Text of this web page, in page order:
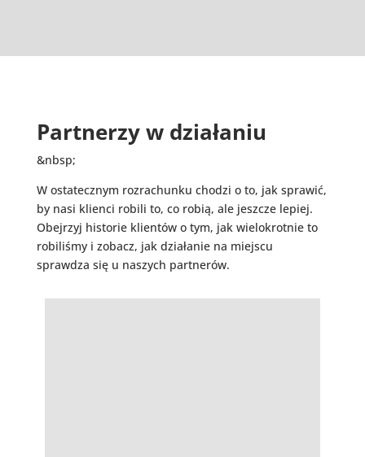
Partnerzy w działaniu
&nbsp;
W ostatecznym rozrachunku chodzi o to, jak sprawić,
by nasi klienci robili to, co robią, ale jeszcze lepiej.
Obejrzyj historie klientów o tym, jak wielokrotnie to
robiliśmy i zobacz, jak działanie na miejscu
sprawdza się u naszych partnerów.